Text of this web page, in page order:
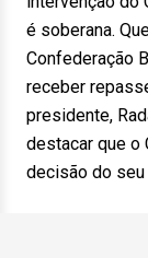
é soberana.
Confederação
receber
presidente,
destacar que o
decisão do seu